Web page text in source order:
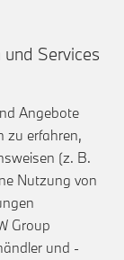
Services
Angebote
zu erfahren,
(z. B.
Nutzung von
Group
und -